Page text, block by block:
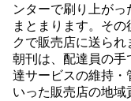
ンターで刷り上がっ
まとまります。そ
クで販売店に送ら
朝刊は、配達員の手
達サービスの維持・
いった販売店の地域